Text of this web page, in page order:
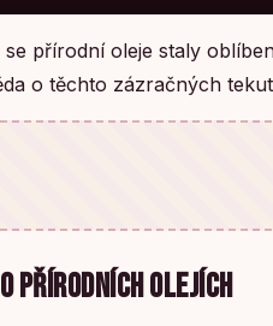
přírodní oleje staly
o těchto zázračných
PŘÍRODNÍCH OLEJÍCH